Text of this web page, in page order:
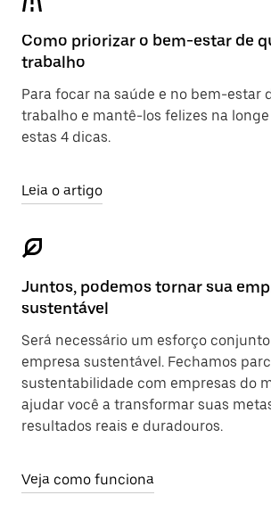
Como priorizar o bem-estar de
trabalho
Para focar na saúde e no bem-estar
trabalho e mantê-los felizes na
estas 4 dicas.
Leia o artigo
Juntos, podemos tornar sua
sustentável
Será necessário um esforço
empresa sustentável. Fechamos
sustentabilidade com empresas do
ajudar você a transformar suas
resultados reais e duradouros.
Veja como funciona